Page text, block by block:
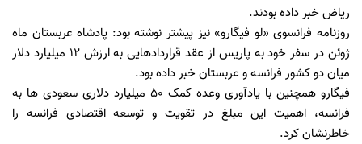
ریاض خبر داده بودند.
روزنامه فرانسوی «لو فیگارو» نیز پیشتر نوشته بود: پادشاه عربستان ماه
ژوئن در سفر خود به پاریس از عقد قراردادهایی به ارزش 12 میلیارد دلار
میان دو کشور فرانسه و عربستان خبر داده بود.
فیگارو همچنین با یادآوری وعده کمک 50 میلیارد دلاری سعودی ها به
فرانسه، اهمیت این مبلغ در تقویت و توسعه اقتصادی فرانسه را
خاطرنشان کرد.